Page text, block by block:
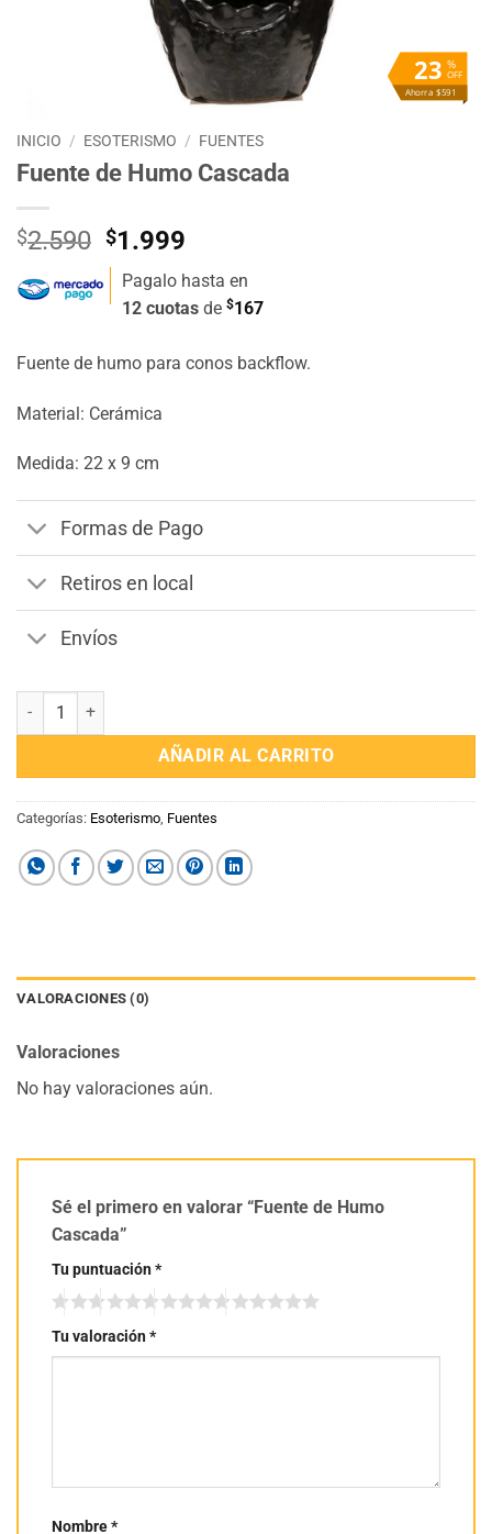
%
OFF
23
Ahorra $591
INICIO / ESOTERISMO / FUENTES
Fuente de Humo Cascada
$2.590 El
precio
original
era:
$1.999
actual
es:
Pagalo hasta en
12 cuotas de $167
Fuente de humo para conos backflow.
Material: Cerámica
Medida: 22 x 9 cm
Formas de Pago
Retiros en local
Envíos
Fuente de Humo Cascada cantidad
AÑADIR AL CARRITO
Categorías: Esoterismo Fuentes
VALORACIONES (0)
Valoraciones
No hay valoraciones aún.
Sé el primero en valorar “Fuente de Humo
Cascada”
Tu puntuación*
Tu valoración*
Nombre*